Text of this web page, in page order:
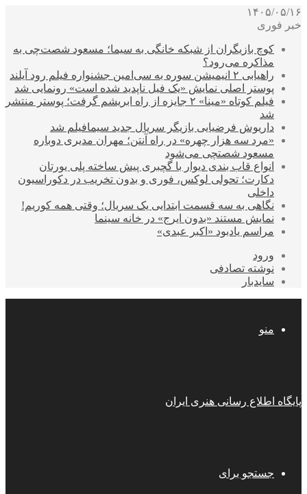
۱۴۰۵/۰۵/۱۶
خبر فوری
کوچ بازیگران از شبکه خانگی به سیما؛ مسعود شصت‌چی به
مذاکره می‌رود؟
راهیابی ۲ انیمیشن سوره به سی‌امین جشنواره فیلم رود آیلند
پوستر اصلی نمایش «یک فیل ناپدید شده است» رونمایی شد
فیلم کوتاه «مینا» ۲ جایزه از راه ابریشم گرفت؛ پوستر منتشر
شد
داریوش فرضیایی بازیگر سریال جدید سیمافیلم شد
«مرد سه هزار چهره» در راه آنتن؛ مهران مدیری دوباره
مسعود شصتچی می‌شود
انواع قاب بندی دیوار با گچبری پیش ساخته پلی یورتان
دکارت؛ تحولی لوکس، فوری و بدون تخریب در دکوراسیون
داخلی
نگاهی به سه قسمت ابتدایی یک سریال؛ وقتی همه کوریم!
نمایش مستند «بدون ایرج» در خانه سینما
مراسم یادبود «اکبر عبدی»
ورود
نوشته تصادفی
سایدبار
منو
پایگاه اطلاع رسانی هنری ایران
جستجو برای